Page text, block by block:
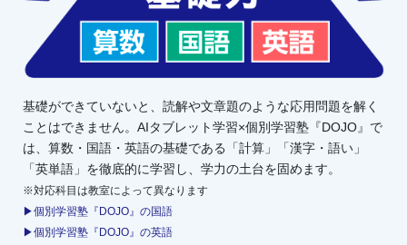
基礎ができていないと、読解や文章題のような応用問題を解く
ことはできません。AIタブレット学習×個別学習塾『DOJO』で
は、算数・国語・英語の基礎である「計算」「漢字・語い」
「英単語」を徹底的に学習し、学力の土台を固めます。
※対応科目は教室によって異なります
▶個別学習塾『DOJO』の国語
▶個別学習塾『DOJO』の英語